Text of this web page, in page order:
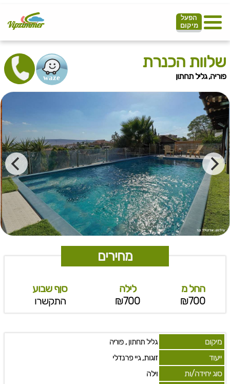
הפעל
מיקום
שלוות הכנרת
פוריה, גליל תחתון
מחירים
החל מ
₪700
לילה
₪700
סןף שבוע
התקשרו
מיקום גליל תחתון, פוריה
ייעוד
זוגות, גיי פרנדלי
סוג יחידה/ות
וילה